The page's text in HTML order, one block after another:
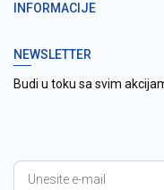
INFORMACIJE
NEWSLETTER
Budi u toku sa svim